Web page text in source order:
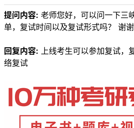
提问内容: 老师您好，可以问一下三
单，复试时间以及复试形式吗？ 谢谢
回复内容: 上线考生可以参加复试，
络复试